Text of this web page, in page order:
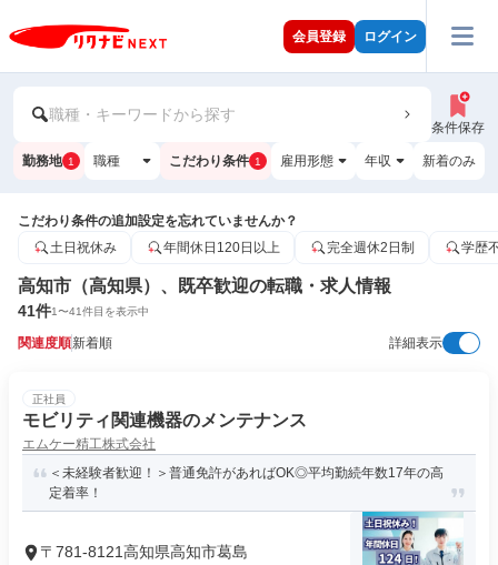
会員登録 ログイン
職種・キーワードから探す
条件保存
勤務地 1 職種 こだわり条件 1 雇用形態 年収 新着のみ
こだわり条件の追加設定を忘れていませんか？
土日祝休み
年間休日120日以上 完全週休2日制 学歴
高知市（高知県）、既卒歓迎の転職・求人情報
41件1〜41件目を表示中
関連度順新着順 詳細表示
正社員
モビリティ関連機器のメンテナンス
エムケー精工株式会社
＜未経験者歓迎！＞普通免許があればOK◎平均勤続年数17年の高
定着率！
〒781-8121高知県高知市葛島